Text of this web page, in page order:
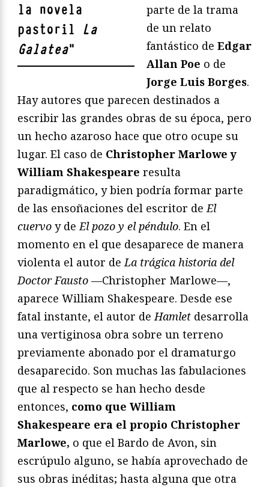
la novela
pastoril La
Galatea"
parte de la trama
de un relato
fantástico de Edgar
Allan Poe o de
Jorge Luis Borges.
Hay autores que parecen destinados a
escribir las grandes obras de su época, pero
un hecho azaroso hace que otro ocupe su
lugar. El caso de Christopher Marlowe y
William Shakespeare resulta
paradigmático, y bien podría formar parte
de las ensoñaciones del escritor deEl
cuervo y deEl pozo y el péndulo. En el
momento en el que desaparece de manera
violenta el autor deLa trágica historia del
Doctor Fausto —Christopher Marlowe—,
aparece William Shakespeare. Desde ese
fatal instante, el autor deHamlet desarrolla
una vertiginosa obra sobre un terreno
previamente abonado por el dramaturgo
desaparecido. Son muchas las fabulaciones
que al respecto se han hecho desde
entonces, como que William
Shakespeare era el propio Christopher
Marlowe, o que el Bardo de Avon, sin
escrúpulo alguno, se había aprovechado de
sus obras inéditas; hasta alguna que otra